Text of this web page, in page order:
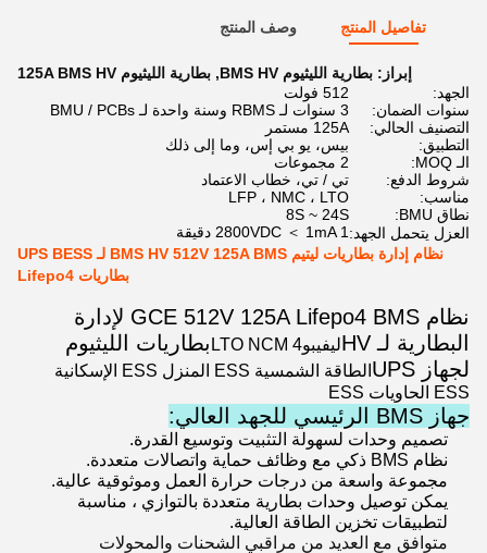
تفاصيل المنتج وصف المنتج
إبراز: بطارية الليثيوم BMS HV , بطارية الليثيوم 125A BMS HV
الجهد:
512 فولت
سنوات الضمان:
3 سنوات لـ RBMS وسنة واحدة لـ BMU / PCBs
التصنيف الحالي:
125A مستمر
التطبيق:
بيس، يو بي إس، وما إلى ذلك
الـ MOQ:
2 مجموعات
شروط الدفع:
تي / تي، خطاب الاعتماد
مناسب:
LFP ، NMC ، LTO
نطاق BMU:
8S ~ 24S
العزل يتحمل الجهد: 2800VDC ＜ 1mA 1 دقيقة
نظام إدارة بطاريات ليتيم BMS HV 512V 125A BMS لـ UPS BESS
بطاريات Lifepo4
نظام GCE 512V 125A Lifepo4 BMS لإدارة
البطارية لـ HV
ليفيبو4 LTO NCM
بطاريات الليثيوم
لجهاز UPS
الطاقة الشمسية ESS المنزل ESS الإسكانية
ESS الحاويات ESS
جهاز BMS الرئيسي للجهد العالي:
تصميم وحدات لسهولة التثبيت وتوسيع القدرة.
نظام BMS ذكي مع وظائف حماية واتصالات متعددة.
مجموعة واسعة من درجات حرارة العمل وموثوقية عالية.
يمكن توصيل وحدات بطارية متعددة بالتوازي ، مناسبة
لتطبيقات تخزين الطاقة العالية.
متوافق مع العديد من مراقبي الشحنات والمحولات